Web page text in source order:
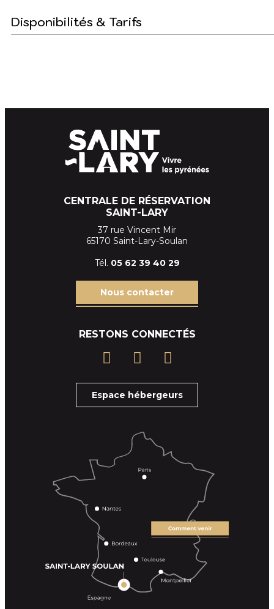
Disponibilités & Tarifs
CENTRALE DE RÉSERVATION
SAINT-LARY
37 rue Vincent Mir
65170 Saint-Lary-Soulan
Tél. 05 62 39 40 29
Nous contacter
RESTONS CONNECTÉS
Espace hébergeurs